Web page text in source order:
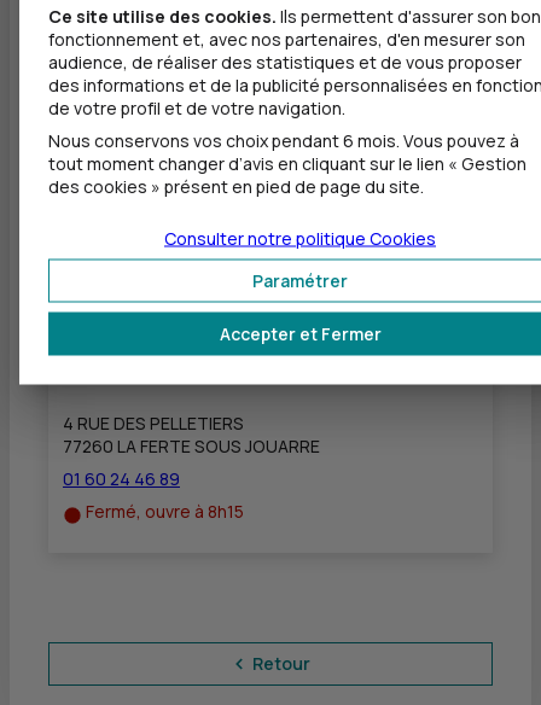
Autres agences les plus proches
CIC SAINT GERMAIN SUR MORIN - CRECY LA
CHAPELLE
à 14 km
4 RUE DE BOULEURS
77580 CRECY LA CHAPELLE
Fermé, ouvre à 8h15
CIC LA FERTE SOUS JOUARRE
4 RUE DES PELLETIERS
77260 LA FERTE SOUS JOUARRE
01 60 24 46 89
Fermé, ouvre à 8h15
Retour
Ce site utilise des cookies. Ils permettent d'assurer son bon
fonctionnement et, avec nos partenaires, d'en mesurer son
audience, de réaliser des statistiques et de vous proposer
des informations et de la publicité personnalisées en
de votre profil et de votre navigation.
Nous conservons vos choix pendant 6 mois. Vous pouvez à
tout moment changer d’avis en cliquant sur le lien « Gestion
des cookies » présent en pied de page du site.
Accepter et Fermer
Paramétrer
Consulter notre politique Cookies